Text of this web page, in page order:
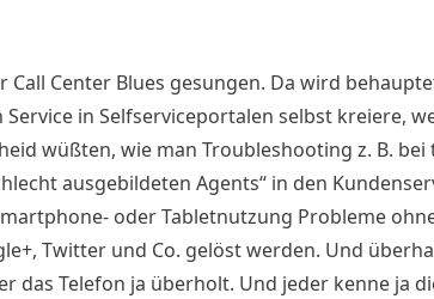
Call Center Blues gesungen. Da wird
in Selfserviceportalen selbst kreiere,
wüßten, wie man Troubleshooting z. B. bei
ausgebildeten Agents“ in den
oder Tabletnutzung Probleme
Twitter und Co. gelöst werden. Und
das Telefon ja überholt. Und jeder kenne ja